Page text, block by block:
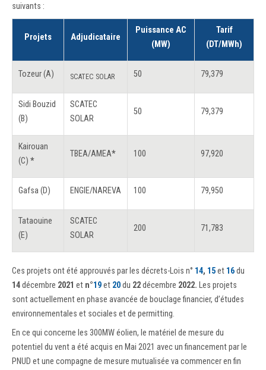
suivants :
Projets Adjudicataire
Puissance AC
(MW)
Tarif
(DT/MWh)
Tozeur (A) SCATEC SOLAR 50 79,379
Sidi Bouzid
(B)
SCATEC
SOLAR
50 79,379
Kairouan
(C) *
TBEA/AMEA* 100 97,920
Gafsa (D) ENGIE/NAREVA 100 79,950
Tataouine
(E)
SCATEC
SOLAR
200 71,783
Ces projets ont été approuvés par les décrets-Lois n° 14, 15et 16du
14décembre 2021 et n°19et 20du 22décembre 2022. Les projets
sont actuellement en phase avancée de bouclage financier, d’études
environnementales et sociales et de permitting.
En ce qui concerne les 300MW éolien, le matériel de mesure du
potentiel du vent a été acquis en Mai 2021 avec un financement par le
PNUD et une compagne de mesure mutualisée va commencer en fin